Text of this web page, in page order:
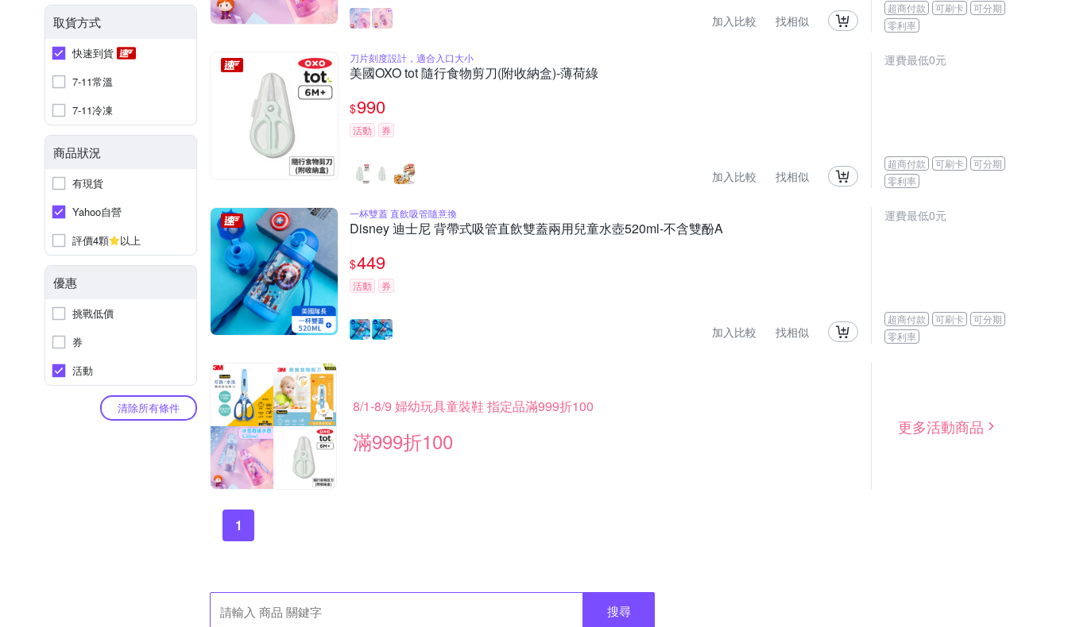
取貨方式
快速到貨
7-11常溫
7-11冷凍
商品狀況
有現貨
Yahoo自營
評價4顆
以上
優惠
挑戰低價
券
活動
清除所有條件
加入比較 找相似
超商付款 可刷卡
可分期
零利率
刀片刻度設計，適合入口大小
美國OXO tot 隨行食物剪刀(附收納盒)-薄荷綠
$990
活動 券
加入比較 找相似
運費最低0元
超商付款 可刷卡
可分期
零利率
一杯雙蓋 直飲吸管隨意換
Disney 迪士尼 背帶式吸管直飲雙蓋兩用兒童水壺520ml-不含雙酚A
$449
活動 券
加入比較 找相似
運費最低0元
超商付款 可刷卡
可分期
零利率
8/1-8/9 婦幼玩具童裝鞋 指定品滿999折100
滿999折100
更多活動商品
1
搜尋